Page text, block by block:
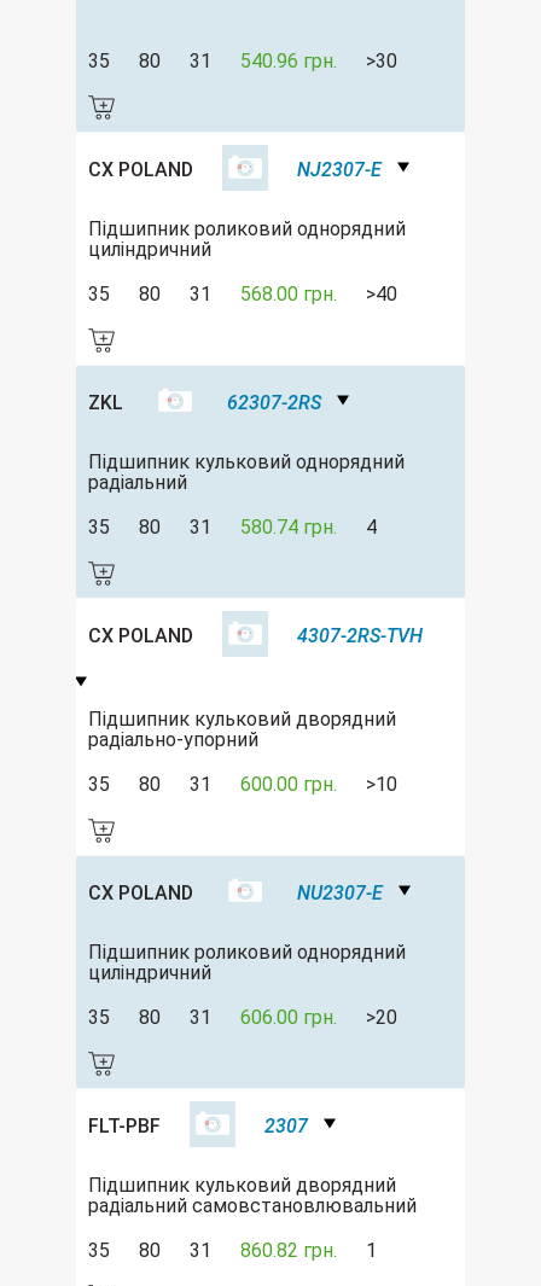
35 80 31 540.96 грн. >30
CX POLAND NJ2307-E
Підшипник роликовий однорядний
циліндричний
35
80 31 568.00 грн. >40
ZKL 62307-2RS
Підшипник кульковий однорядний
радіальний
35
80 31 580.74 грн. 4
CX POLAND 4307-2RS-TVH
Підшипник кульковий дворядний
радіально-упорний
35
80 31 600.00 грн. >10
CX POLAND NU2307-E
Підшипник роликовий однорядний
циліндричний
35
80 31 606.00 грн. >20
FLT-PBF 2307
Підшипник кульковий дворядний
радіальний самовстановлювальний
35
80 31 860.82 грн. 1